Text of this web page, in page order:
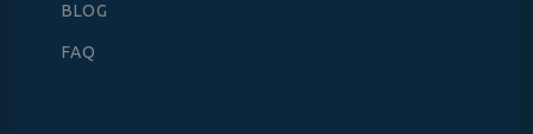
BLOG
FAQ